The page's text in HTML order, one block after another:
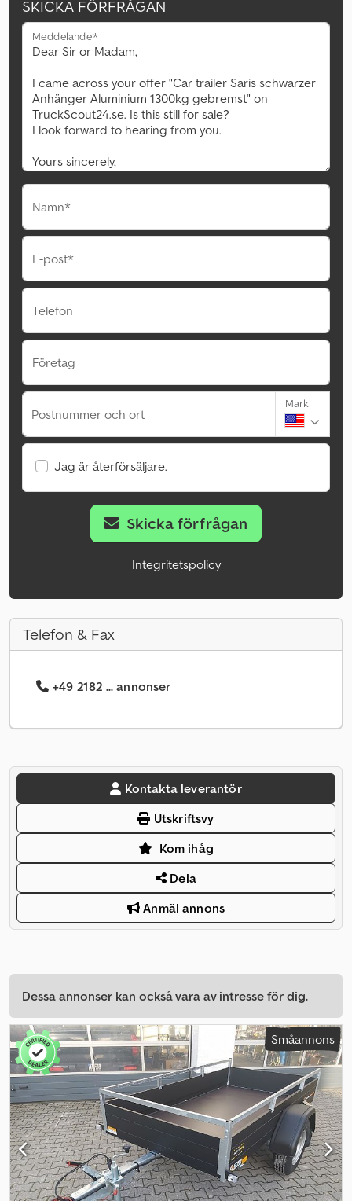
SKICKA FÖRFRÅGAN
Meddelande*
Namn*
E-post*
Telefon
Företag
Postnummer och ort
Mark
Jag är återförsäljare.
Skicka förfrågan
Integritetspolicy
Telefon & Fax
+49 2182 ... annonser
Kontakta leverantör
Utskriftsvy
Kom ihåg
Dela
Anmäl annons
Dessa annonser kan också vara av intresse för dig.
Småannons